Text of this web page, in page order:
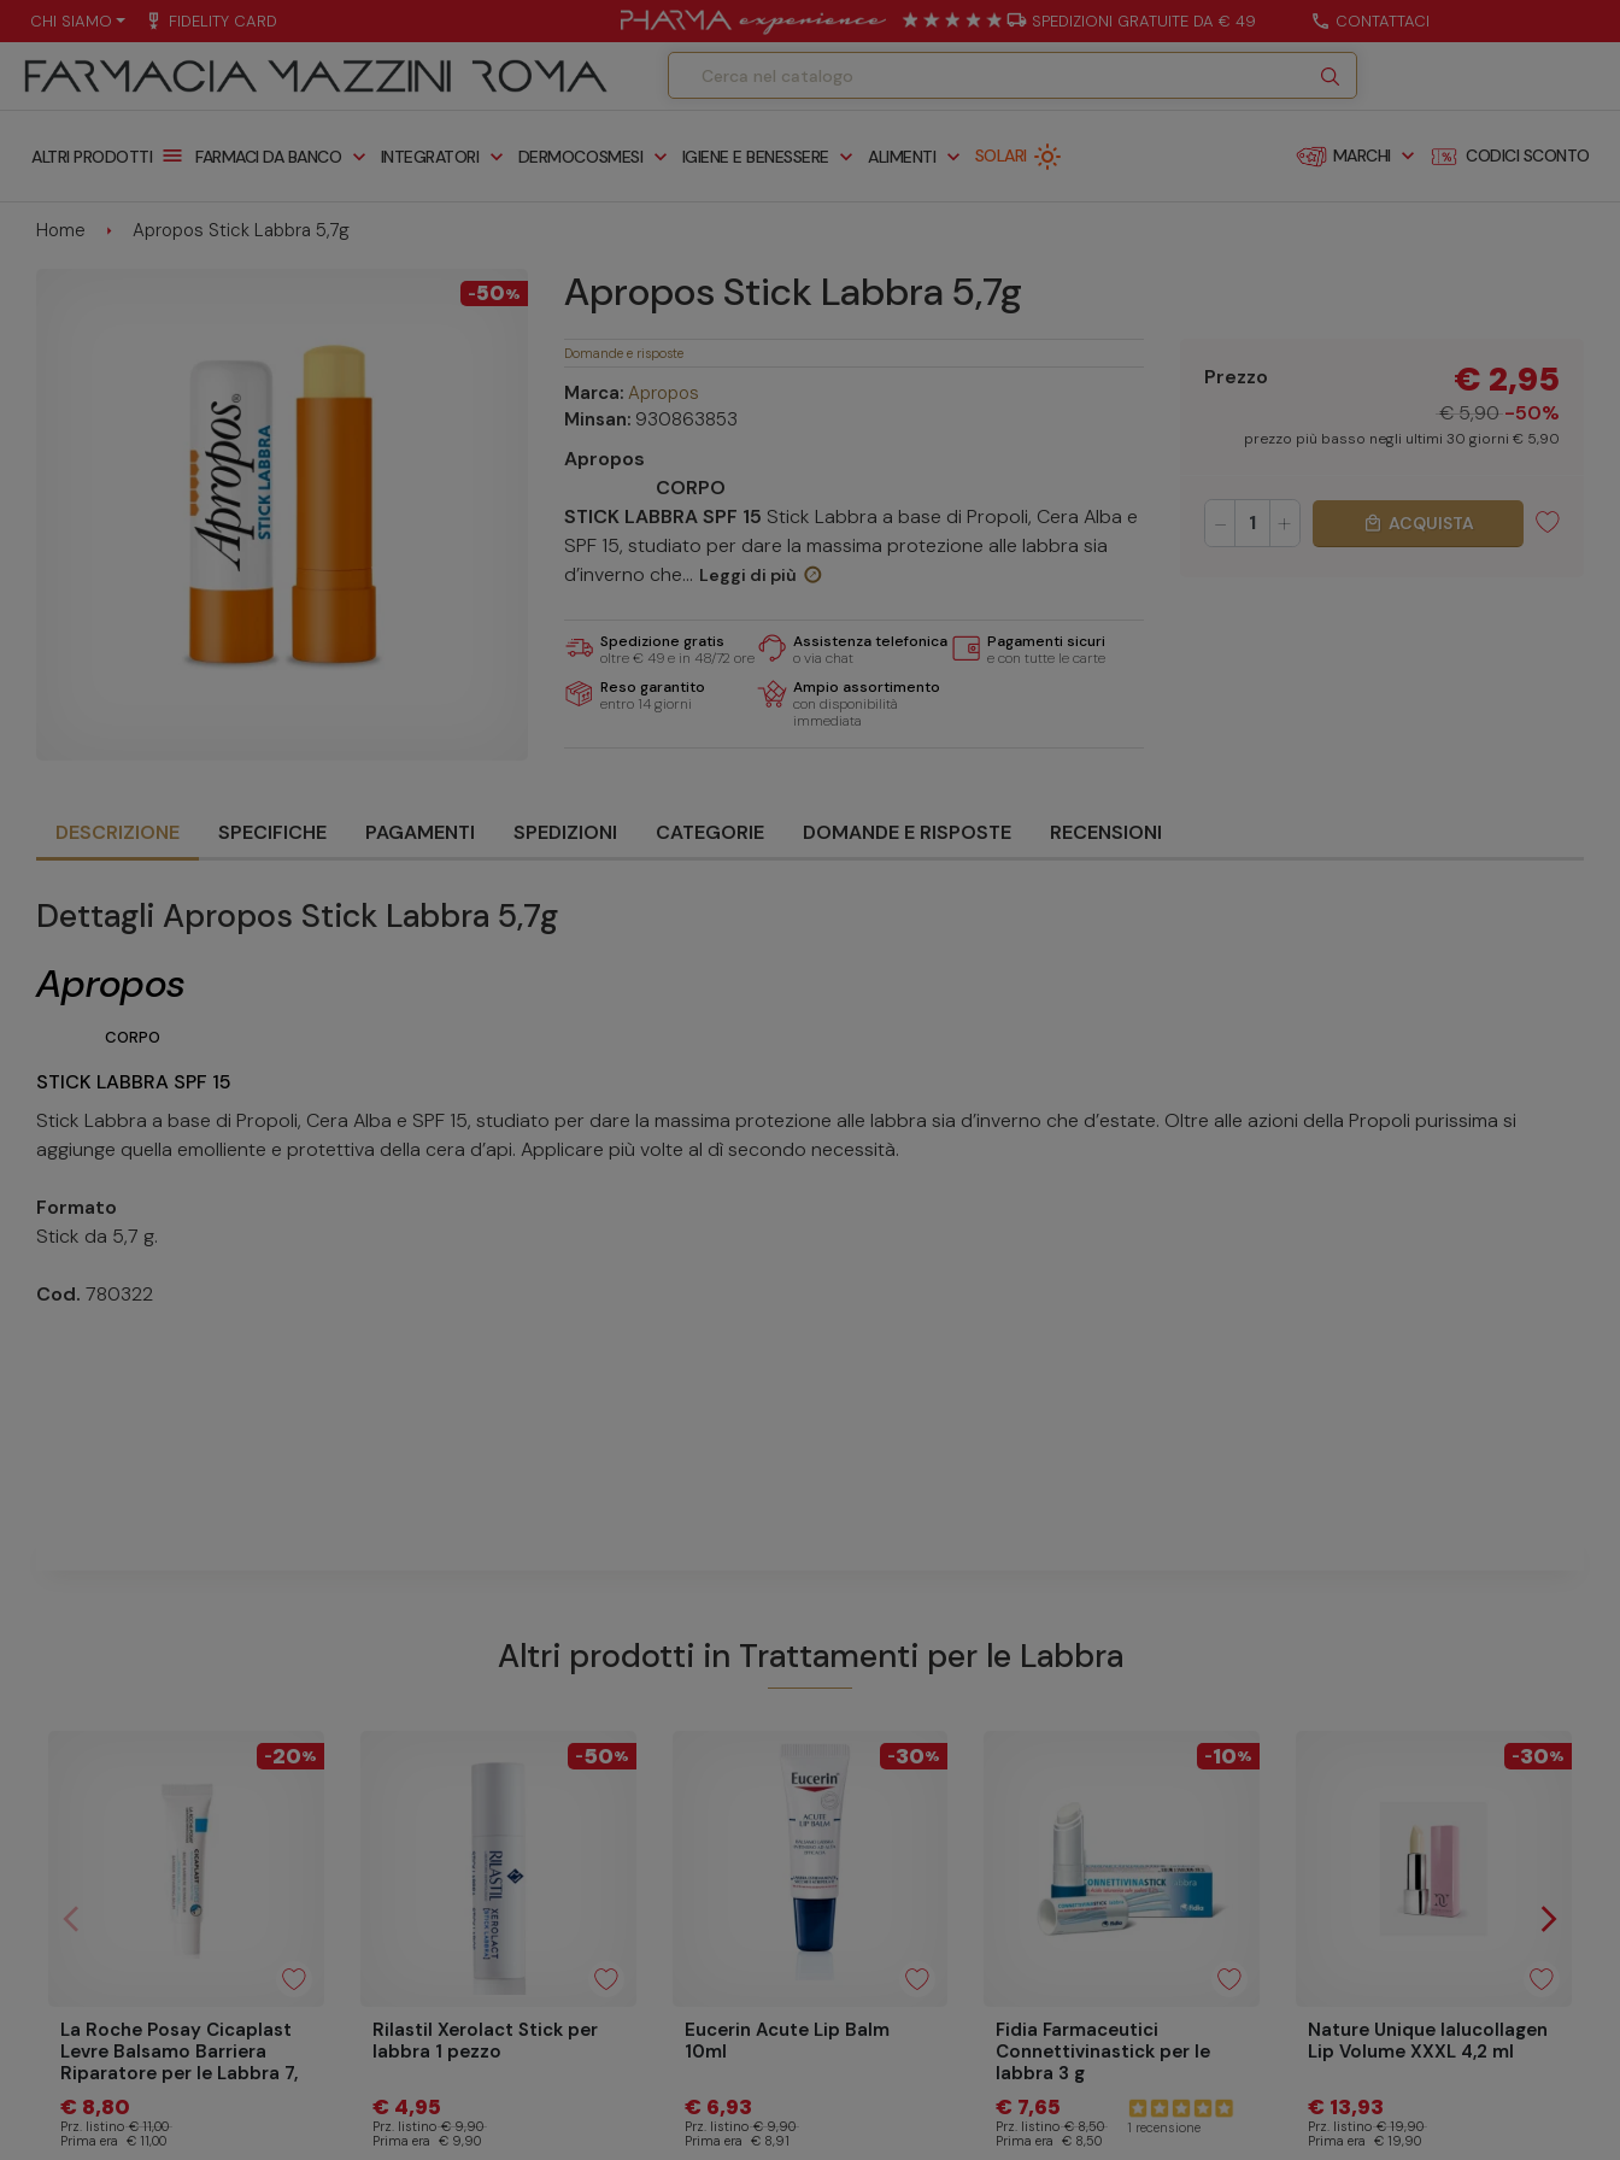
CHI SIAMO military_tech FIDELITY CARD local_shipping SPEDIZIONI GRATUITE DA € 49 call CONTATTACI
ALTRI PRODOTTI menu FARMACI DA BANCO expand_more INTEGRATORI expand_more DERMOCOSMESI expand_more IGIENE E BENESSERE expand_more ALIMENTI expand_more MARCHI expand_more CODICI SCONTO
SOLARI light_mode
Home Apropos Stick Labbra 5,7g
-50% Apropos Stick Labbra 5,7g
Domande e risposte
Marca: Apropos
Minsan: 930863853
Apropos
CORPO
STICK LABBRA SPF 15 Stick Labbra a base di Propoli, Cera Alba e
SPF 15, studiato per dare la massima protezione alle labbra sia
d’inverno che... Leggi di più
Spedizione gratis
oltre € 49 e in 48/72 ore
Assistenza telefonica
o via chat
Pagamenti sicuri
e con tutte le carte
Reso garantito
entro 14 giorni
Ampio assortimento
con disponibilità
immediata
€ 2,95
€ 5,90 -50%
Prezzo
prezzo più basso negli ultimi 30 giorni € 5,90
- + local_mall ACQUISTA
DESCRIZIONE SPECIFICHE PAGAMENTI SPEDIZIONI CATEGORIE DOMANDE E RISPOSTE RECENSIONI
Dettagli Apropos Stick Labbra 5,7g
Apropos
CORPO
STICK LABBRA SPF 15
Stick Labbra a base di Propoli, Cera Alba e SPF 15, studiato per dare la massima protezione alle labbra sia d’inverno che d’estate. Oltre alle azioni della Propoli purissima si
aggiunge quella emolliente e protettiva della cera d’api. Applicare più volte al dì secondo necessità.
Formato
Stick da 5,7 g.
Cod. 780322
Altri prodotti in Trattamenti per le Labbra
Precedente
arrow_back_ios arrow_forward_ios
-20%
La Roche Posay Cicaplast
Levre Balsamo Barriera
Riparatore per le Labbra 7,
5ml
€ 8,80
Prz. listino € 11,00
Prima era € 11,00
-50%
Rilastil Xerolact Stick per
labbra 1 pezzo
€ 4,95
Prz. listino € 9,90
Prima era € 9,90
-30%
Eucerin Acute Lip Balm
10ml
€ 6,93
Prz. listino € 9,90
Prima era € 8,91
-10%
Fidia Farmaceutici
Connettivinastick per le
labbra 3 g
€ 7,65
Prz. listino € 8,50
Prima era € 8,50
1 recensione
-30%
Nature Unique Ialucollagen
Lip Volume XXXL 4,2 ml
€ 13,93
Prz. listino € 19,90
Prima era € 19,90